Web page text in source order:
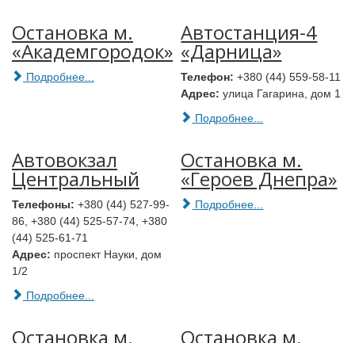
Остановка м.
«Академгородок»
Подробнее...
Автостанция-4
«Дарница»
Телефон: +380 (44) 559-58-11
Адрес: улица Гагарина, дом 1
Подробнее...
Автовокзал
Центральный
Телефоны: +380 (44) 527-99-
86, +380 (44) 525-57-74, +380
(44) 525-61-71
Адрес: проспект Науки, дом
1/2
Подробнее...
Остановка м.
«Героев Днепра»
Подробнее...
Остановка м. Остановка м.